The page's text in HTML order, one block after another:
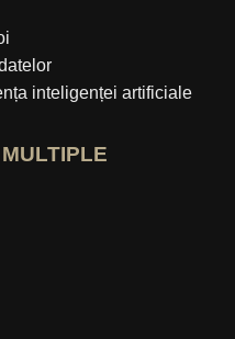
inteligenței artificiale